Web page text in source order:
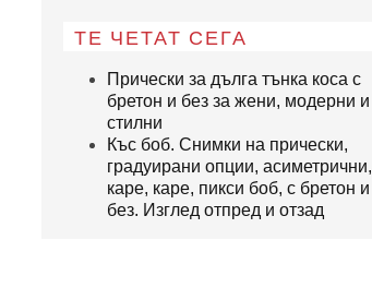
ТЕ ЧЕТАТ СЕГА
Прически за дълга тънка коса с
бретон и без за жени, модерни и
стилни
Къс боб. Снимки на прически,
градуирани опции, асиметрични,
каре, каре, пикси боб, с бретон и
без. Изглед отпред и отзад